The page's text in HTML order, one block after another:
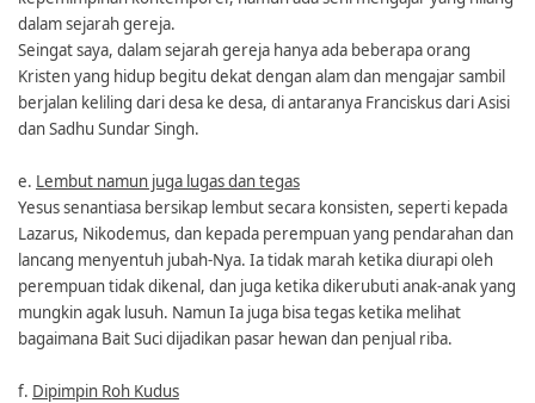
dalam sejarah gereja.
Seingat saya, dalam sejarah gereja hanya ada beberapa orang
Kristen yang hidup begitu dekat dengan alam dan mengajar sambil
berjalan keliling dari desa ke desa, di antaranya Franciskus dari Asisi
dan Sadhu Sundar Singh.
e. Lembut namun juga lugas dan tegas
Yesus senantiasa bersikap lembut secara konsisten, seperti kepada
Lazarus, Nikodemus, dan kepada perempuan yang pendarahan dan
lancang menyentuh jubah-Nya. Ia tidak marah ketika diurapi oleh
perempuan tidak dikenal, dan juga ketika dikerubuti anak-anak yang
mungkin agak lusuh. Namun Ia juga bisa tegas ketika melihat
bagaimana Bait Suci dijadikan pasar hewan dan penjual riba.
f. Dipimpin Roh Kudus